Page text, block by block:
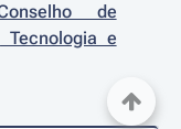
de
e